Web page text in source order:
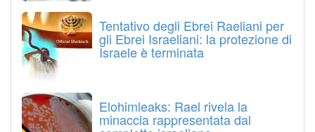
Tentativo degli Ebrei Raeliani per
gli Ebrei Israeliani: la protezione di
Israele è terminata
Elohimleaks: Rael rivela la
minaccia rappresentata dal